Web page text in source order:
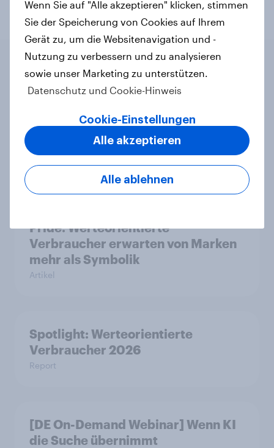
Verwandte Inhalte
Die Mehrheit deutscher Hunde- und
Katzenbesitzer hat keine
Tierversicherung
Artikel
Pride: Werteorientierte
Verbraucher erwarten von Marken
mehr als Symbolik
Artikel
Spotlight: Werteorientierte
Verbraucher 2026
Report
[DE On-Demand Webinar] Wenn KI
die Suche übernimmt
Wenn Sie auf "Alle akzeptieren" klicken, stimmen
Sie der Speicherung von Cookies auf Ihrem
Gerät zu, um die Websitenavigation und -
Nutzung zu verbessern und zu analysieren
sowie unser Marketing zu unterstützen.
Datenschutz und Cookie-Hinweis
Cookie-Einstellungen
Alle ablehnen
Alle akzeptieren